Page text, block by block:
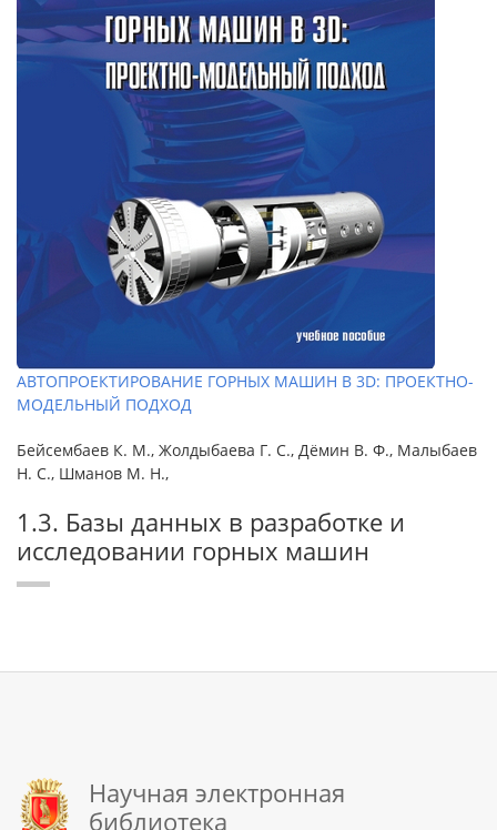
АВТОПРОЕКТИРОВАНИЕ ГОРНЫХ МАШИН В 3D: ПРОЕКТНО-
МОДЕЛЬНЫЙ ПОДХОД
Бейсембаев К. М., Жолдыбаева Г. С., Дёмин В. Ф., Малыбаев
Н. С., Шманов М. Н.,
1.3. Базы данных в разработке и
исследовании горных машин
Научная электронная
библиотека